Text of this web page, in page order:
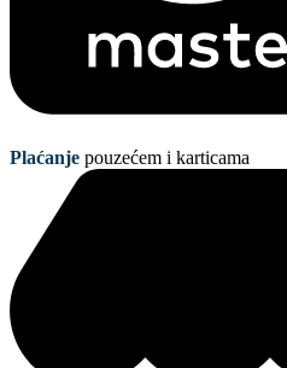
Plaćanje pouzećem i karticama